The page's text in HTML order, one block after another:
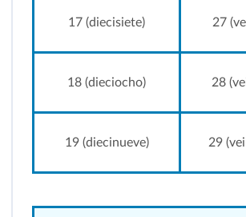
17 (diecisiete) 27
18 (dieciocho) 28
19 (diecinueve) 29